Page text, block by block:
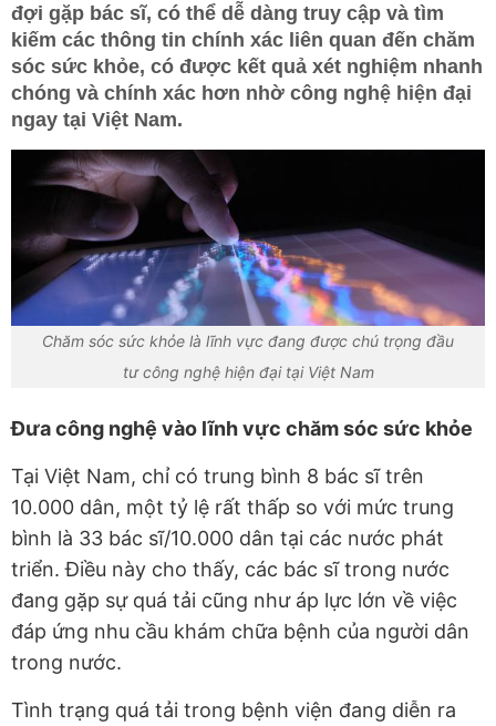
đợi gặp bác sĩ, có thể dễ dàng truy cập và tìm
kiếm các thông tin chính xác liên quan đến chăm
sóc sức khỏe, có được kết quả xét nghiệm nhanh
chóng và chính xác hơn nhờ công nghệ hiện đại
ngay tại Việt Nam.
Chăm sóc sức khỏe là lĩnh vực đang được chú trọng đầu
tư công nghệ hiện đại tại Việt Nam
Đưa công nghệ vào lĩnh vực chăm sóc sức khỏe
Tại Việt Nam, chỉ có trung bình 8 bác sĩ trên
10.000 dân, một tỷ lệ rất thấp so với mức trung
bình là 33 bác sĩ/10.000 dân tại các nước phát
triển. Điều này cho thấy, các bác sĩ trong nước
đang gặp sự quá tải cũng như áp lực lớn về việc
đáp ứng nhu cầu khám chữa bệnh của người dân
trong nước.
Tình trạng quá tải trong bệnh viện đang diễn ra